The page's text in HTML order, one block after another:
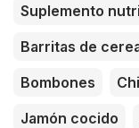
Suplemento
Barritas de
Bombones
Jamón cocido